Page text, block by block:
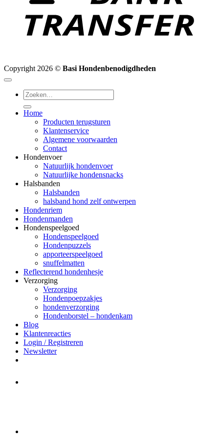
Copyright 2026 © Basi Hondenbenodigdheden
Zoeken
naar:
Home
Producten terugsturen
Klantenservice
Algemene voorwaarden
Contact
Hondenvoer
Natuurlijk hondenvoer
Natuurlijke hondensnacks
Halsbanden
Halsbanden
halsband hond zelf ontwerpen
Hondenriem
Hondenmanden
Hondenspeelgoed
Hondenspeelgoed
Hondenpuzzels
apporteerspeelgoed
snuffelmatten
Reflecterend hondenhesje
Verzorging
Verzorging
Hondenpoepzakjes
hondenverzorging
Hondenborstel – hondenkam
Blog
Klantenreacties
Login / Registreren
Newsletter